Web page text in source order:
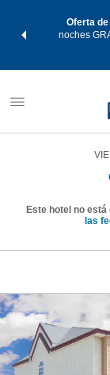
Oferta
noches
Este hotel no
las